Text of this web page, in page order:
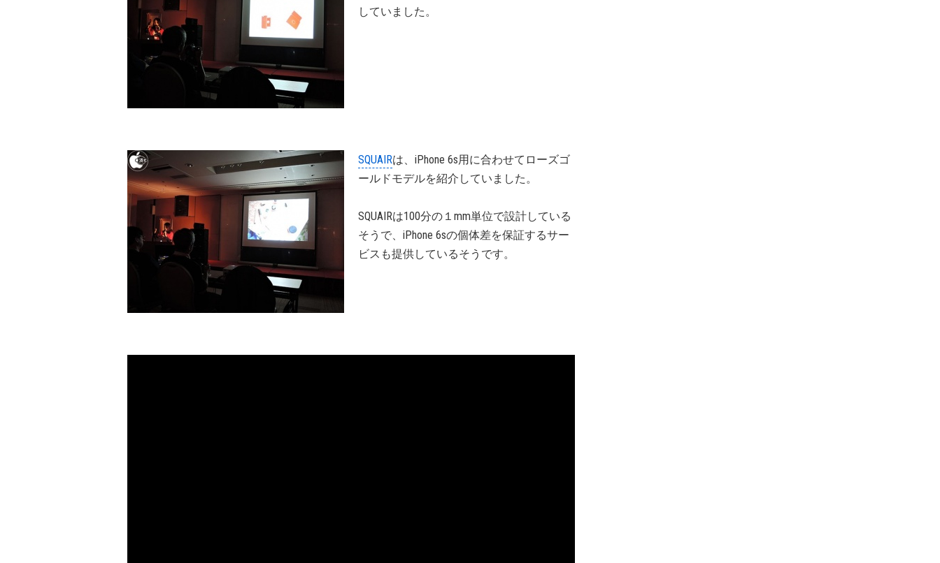
していました。
SQUAIRは、iPhone 6s用に合わせてローズゴ
ールドモデルを紹介していました。
SQUAIRは100分の１mm単位で設計している
そうで、iPhone 6sの個体差を保証するサー
ビスも提供しているそうです。